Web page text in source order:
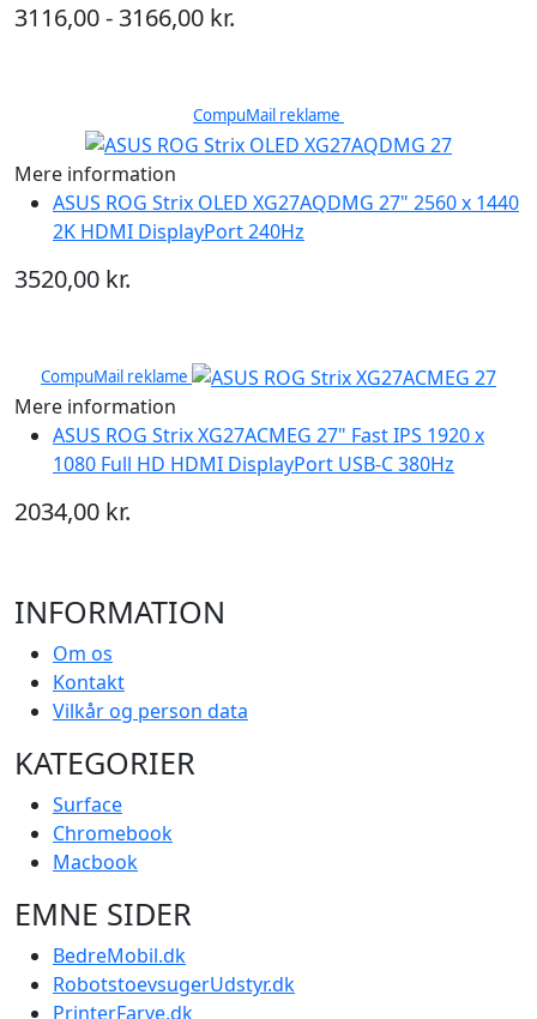
3116,00 - 3166,00 kr.
CompuMail reklame
Mere information
ASUS ROG Strix OLED XG27AQDMG 27" 2560 x 1440
2K HDMI DisplayPort 240Hz
3520,00 kr.
CompuMail reklame
Mere information
ASUS ROG Strix XG27ACMEG 27" Fast IPS 1920 x
1080 Full HD HDMI DisplayPort USB-C 380Hz
2034,00 kr.
INFORMATION
Om os
Kontakt
Vilkår og person data
KATEGORIER
Surface
Chromebook
Macbook
EMNE SIDER
BedreMobil.dk
RobotstoevsugerUdstyr.dk
PrinterFarve.dk